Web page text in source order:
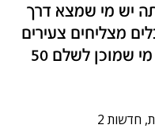
אותה יש מי שמצא דרך
מצליחים צעירים
פלסטיניים להבריח פנימה את מי שמוכן לשלם 50
חדשות 2